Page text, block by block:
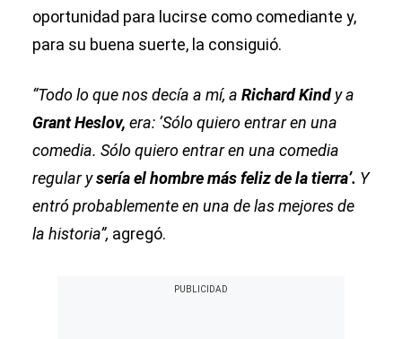
oportunidad para lucirse como comediante y,
para su buena suerte, la consiguió.
“Todo lo que nos decía a mí, a Richard Kindy a
Grant Heslov, era: ‘Sólo quiero entrar en una
comedia. Sólo quiero entrar en una comedia
regular ysería el hombre más feliz de la tierra’. Y
entró probablemente en una de las mejores de
la historia”, agregó.